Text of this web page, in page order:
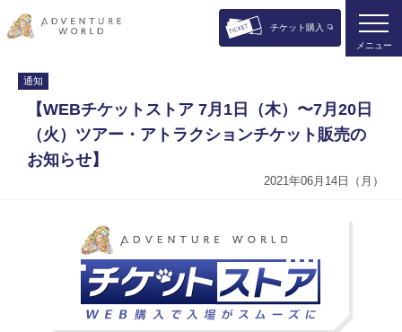
チケット購入
メニュー
通知
【WEBチケットストア 7月1日（木）〜7月20日
（火）ツアー・アトラクションチケット販売の
お知らせ】
2021年06月14日（月）